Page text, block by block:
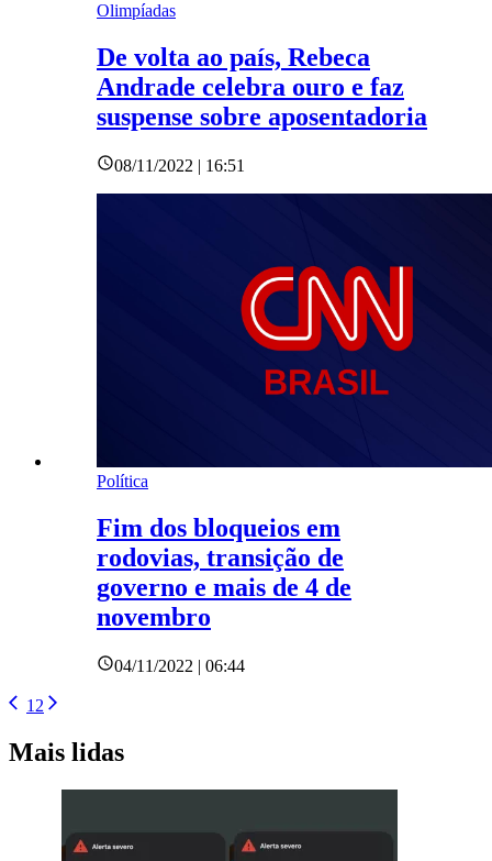
Olimpíadas
De volta ao país, Rebeca
Andrade celebra ouro e faz
suspense sobre aposentadoria
08/11/2022 | 16:51
Política
Fim dos bloqueios em
rodovias, transição de
governo e mais de 4 de
novembro
04/11/2022 | 06:44
1 2
Mais lidas